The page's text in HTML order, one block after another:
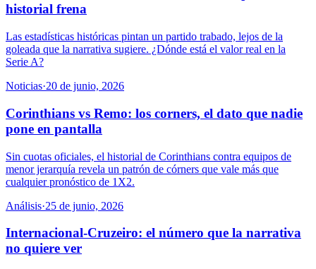
historial frena
Las estadísticas históricas pintan un partido trabado, lejos de la
goleada que la narrativa sugiere. ¿Dónde está el valor real en la
Serie A?
Noticias·20 de junio, 2026
Corinthians vs Remo: los corners, el dato que nadie
pone en pantalla
Sin cuotas oficiales, el historial de Corinthians contra equipos de
menor jerarquía revela un patrón de córners que vale más que
cualquier pronóstico de 1X2.
Análisis·25 de junio, 2026
Internacional-Cruzeiro: el número que la narrativa
no quiere ver